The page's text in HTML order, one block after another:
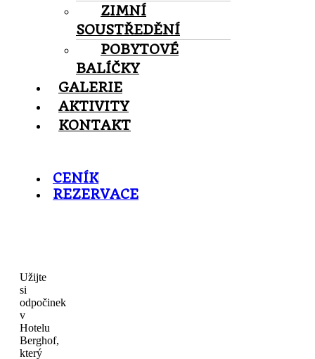
ZIMNÍ
SOUSTŘEDĚNÍ
POBYTOVÉ
BALÍČKY
GALERIE
AKTIVITY
KONTAKT
CENÍK
REZERVACE
Užijte
si
odpočinek
v
Hotelu
Berghof,
který